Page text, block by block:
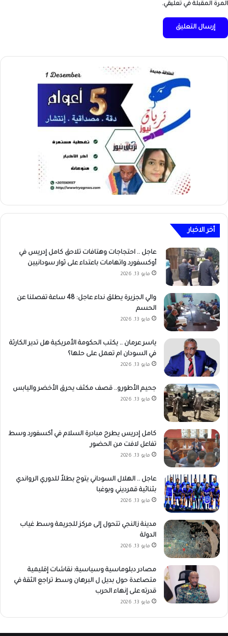
المرة المقبلة في تعليقي.
أخر الاخبار
عاجل .. احتجاجات وهتافات تلاحق كامل إدريس في
أوكسفورد واتهامات باعتداء على ثوار سودانيين
مايو 13, 2026
والي الجزيرة يطلق نداء عاجل: 48 ساعة تفصلنا عن
الحسم
مايو 13, 2026
ياسر عرمان .. يكتب الحكومة الأمريكية هل تدير الكارثة
في السودان ام تعمل على حلها؟
مايو 13, 2026
جحيم الأطورو.. قصف مكثف يحرق الأخضر واليابس
مايو 13, 2026
كامل إدريس يطرح مبادرة السلام في أكسفورد وسط
تفاعل لافت من الحضور
مايو 13, 2026
عاجل .. الهلال السوداني يتوج بطلاً للدوري الرواندي
بثنائية قمرديني وبوغبا
مايو 13, 2026
مدينة زالنجي تتحول إلى مركز للجريمة وسط غياب
الدولة
مايو 13, 2026
مصادر دبلوماسية وسياسية: نقاشات إقليمية
متصاعدة حول بديل ل البرهان وسط تراجع الثقة في
قدرته على إنهاء الحرب
مايو 13, 2026